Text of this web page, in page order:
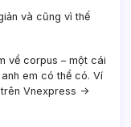
và cũng vì thế
về corpus – một cái
em có thể có. Ví
Vnexpress ->